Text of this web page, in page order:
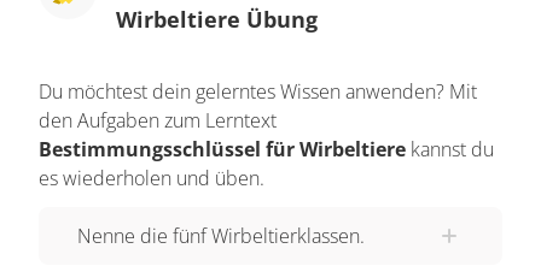
Wirbeltiere Übung
Du möchtest dein gelerntes Wissen anwenden? Mit
den Aufgaben zum Lerntext
Bestimmungsschlüssel für Wirbeltiere kannst du
es wiederholen und üben.
Nenne die fünf Wirbeltierklassen.